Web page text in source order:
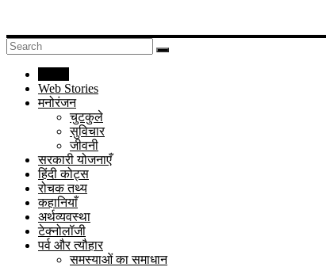
Web Stories
मनोरंजन
चुटकुले
सुविचार
जीवनी
सरकारी योजनाएँ
हिंदी कोट्स
रोचक तथ्य
कहानियाँ
अर्थव्यवस्था
टेक्नोलॉजी
पर्व और त्यौहार
समस्याओं का समाधान